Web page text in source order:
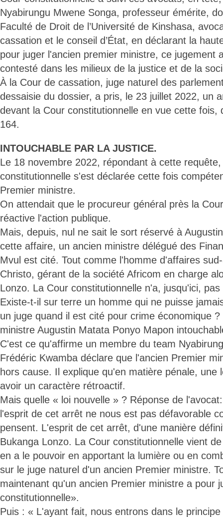
Nyabirungu Mwene Songa, professeur émérite,
Faculté de Droit de l’Université de Kinshasa,
cassation et le conseil d’État, en déclarant la
pour juger l'ancien premier ministre, ce jugement
contesté dans les milieux de la justice et de la
À la Cour de cassation, juge naturel des
dessaisie du dossier, a pris, le 23 juillet 2022, un
devant la Cour constitutionnelle en vue cette fois,
164.
INTOUCHABLE PAR LA JUSTICE.
Le 18 novembre 2022, répondant à cette
constitutionnelle s'est déclarée cette fois
Premier ministre.
On attendait que le procureur général près la
réactive l'action publique.
Mais, depuis, nul ne sait le sort réservé à
cette affaire, un ancien ministre délégué des
Mvul est cité. Tout comme l'homme d'affaires
Christo, gérant de la société Africom en charge
Lonzo. La Cour constitutionnelle n'a, jusqu'ici,
Existe-t-il sur terre un homme qui ne puisse
un juge quand il est cité pour crime économique
ministre Augustin Matata Ponyo Mapon
C'est ce qu'affirme un membre du team
Frédéric Kwamba déclare que l'ancien Premier
hors cause. Il explique qu'en matière pénale, une
avoir un caractère rétroactif.
Mais quelle « loi nouvelle » ? Réponse de
l'esprit de cet arrêt ne nous est pas défavorable
pensent. L'esprit de cet arrêt, d'une manière
Bukanga Lonzo. La Cour constitutionnelle vient
en a le pouvoir en apportant la lumière ou en
sur le juge naturel d'un ancien Premier ministre.
maintenant qu'un ancien Premier ministre a pour
constitutionnelle».
Puis : « L'ayant fait, nous entrons dans le